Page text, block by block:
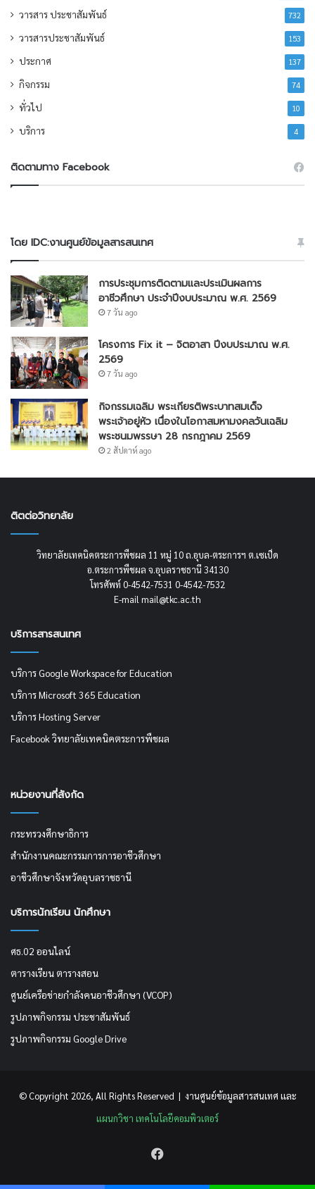
วารสาร ประชาสัมพันธ์ 732
วารสารประชาสัมพันธ์ 153
ประกาศ 137
กิจกรรม 74
ทั่วไป 10
บริการ 4
ติดตามทาง Facebook
โดย IDC:งานศูนย์ข้อมูลสารสนเทศ
การประชุมการติดตามและประเมินผลการ
อาชีวศึกษา ประจำปีงบประมาณ พ.ศ. 2569
7 วัน ago
โครงการ Fix it – จิตอาสา ปีงบประมาณ พ.ศ.
2569
7 วัน ago
กิจกรรมเฉลิม พระเกียรติพระบาทสมเด็จ
พระเจ้าอยู่หัว เนื่องในโอกาสมหามงคลวันเฉลิม
พระชนมพรรษา 28 กรกฎาคม 2569
2 สัปดาห์ ago
ติตต่อวิทยาลัย
วิทยาลัยเทคนิคตระการพืชผล 11 หมู่ 10 ถ.อุบล-ตระการฯ ต.เซเป็ด
อ.ตระการพืชผล จ.อุบลราชธานี 34130
โทรศัพท์ 0-4542-7531 0-4542-7532
E-mail mail@tkc.ac.th
บริการสารสนเทศ
บริการ Google Workspace for Education
บริการ Microsoft 365 Education
บริการ Hosting Server
Facebook วิทยาลัยเทคนิคตระการพืชผล
หน่วยงานที่สังกัด
กระทรวงศึกษาธิการ
สำนักงานคณะกรรมการการอาชีวศึกษา
อาชีวศึกษาจังหวัดอุบลราชธานี
บริการนักเรียน นักศึกษา
ศธ.02 ออนไลน์
ตารางเรียน ตารางสอน
ศูนย์เครือข่ายกำลังคนอาชีวศึกษา (VCOP)
รูปภาพกิจกรรม ประชาสัมพันธ์
รูปภาพกิจกรรม Google Drive
© Copyright 2026, All Rights Reserved | งานศูนย์ข้อมูลสารสนเทศ เเละ
แผนกวิชา เทคโนโลยีคอมพิวเตอร์